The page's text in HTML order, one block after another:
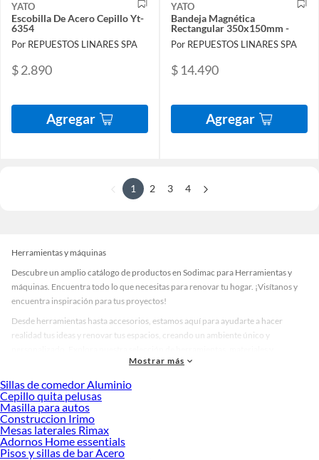
YATO
Escobilla De Acero Cepillo Yt-
6354
Por REPUESTOS LINARES SPA
$ 2.890
Agregar
YATO
Bandeja Magnética
Rectangular 350x150mm -
Por REPUESTOS LINARES SPA
$ 14.490
Agregar
1 2 3 4
Herramientas y máquinas
Descubre un amplio catálogo de productos en Sodimac para Herramientas y
máquinas. Encuentra todo lo que necesitas para renovar tu hogar. ¡Visítanos y
encuentra inspiración para tus proyectos!
Desde herramientas hasta accesorios, estamos aquí para ayudarte a hacer
realidad tus ideas y renovar tus espacios, creando un ambiente único y
accesorios de calidad que te ayudarán a crear un espacio más tú.
Desde remodelaciones hasta proyectos de decoración, estamos aquí para hacer
tus ideas realidad. ¡Visítanos y encuentra todo lo que tenemos para ofrecerte en
Herramientas y máquinas!
Explora la variedad de productos de Herramientas y máquinas en
Sodimac
Mostrar más
Sillas de comedor Aluminio
Cepillo quita pelusas
Masilla para autos
Construccion Irimo
Mesas laterales Rimax
Adornos Home essentials
Pisos y sillas de bar Acero